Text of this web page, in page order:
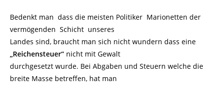
Bedenkt man dass die meisten Politiker Marionetten der
vermögenden Schicht unseres
Landes sind, braucht man sich nicht wundern dass eine
„Reichensteuer“ nicht mit Gewalt
durchgesetzt wurde. Bei Abgaben und Steuern welche die
breite Masse betreffen, hat man